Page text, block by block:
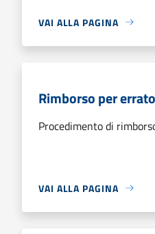
VAI ALLA PAGINA
Rimborso per
Procedimento di
VAI ALLA PAGINA